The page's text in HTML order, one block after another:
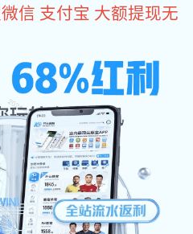
东升国际:东升国际
资讯
东升国际:工程案例